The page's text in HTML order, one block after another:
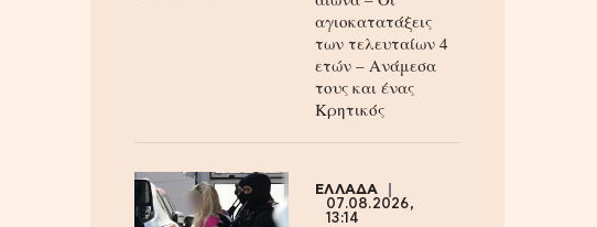
αγιοκατατάξεις
των τελευταίων 4
ετών – Ανάμεσα
τους και ένας
Κρητικός
ΕΛΛΑΔΑ
07.08.2026,
13:14